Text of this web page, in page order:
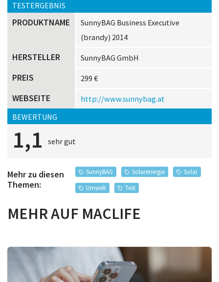
TESTERGEBNIS
PRODUKTNAME
SunnyBAG Business Executive
(brandy) 2014
HERSTELLER SunnyBAG GmbH
PREIS 299 €
WEBSEITE
http://www.sunnybag.at
BEWERTUNG
1,1 sehr gut
Mehr zu diesen
Themen:
SunnyBAG Solarenergie
Solar
Umwelt
Test
MEHR AUF MACLIFE